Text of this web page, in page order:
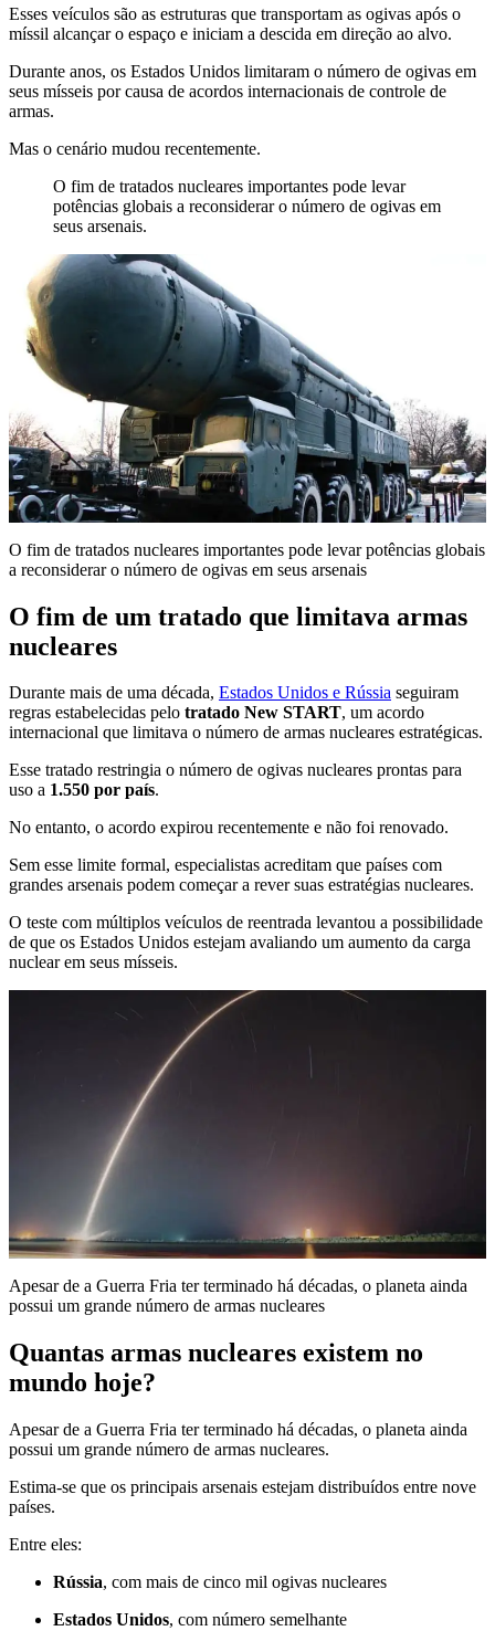
Esses veículos são as estruturas que transportam as ogivas após o
míssil alcançar o espaço e iniciam a descida em direção ao alvo.
Durante anos, os Estados Unidos limitaram o número de ogivas em
seus mísseis por causa de acordos internacionais de controle de
armas.
Mas o cenário mudou recentemente.
O fim de tratados nucleares importantes pode levar
potências globais a reconsiderar o número de ogivas em
seus arsenais.
O fim de tratados nucleares importantes pode levar potências globais
a reconsiderar o número de ogivas em seus arsenais
O fim de um tratado que limitava armas
nucleares
Durante mais de uma década, Estados Unidos e Rússia seguiram
regras estabelecidas pelo tratado New START, um acordo
internacional que limitava o número de armas nucleares estratégicas.
Esse tratado restringia o número de ogivas nucleares prontas para
uso a 1.550 por país.
No entanto, o acordo expirou recentemente e não foi renovado.
Sem esse limite formal, especialistas acreditam que países com
grandes arsenais podem começar a rever suas estratégias nucleares.
O teste com múltiplos veículos de reentrada levantou a possibilidade
de que os Estados Unidos estejam avaliando um aumento da carga
nuclear em seus mísseis.
Apesar de a Guerra Fria ter terminado há décadas, o planeta ainda
possui um grande número de armas nucleares
Quantas armas nucleares existem no
mundo hoje?
Apesar de a Guerra Fria ter terminado há décadas, o planeta ainda
possui um grande número de armas nucleares.
Estima-se que os principais arsenais estejam distribuídos entre nove
países.
Entre eles:
Rússia, com mais de cinco mil ogivas nucleares
Estados Unidos, com número semelhante